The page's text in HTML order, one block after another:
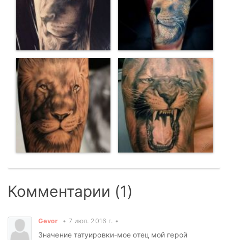
Комментарии (1)
Gevor 7 июл. 2016 г.
Значение татуировки-мое отец мой герой